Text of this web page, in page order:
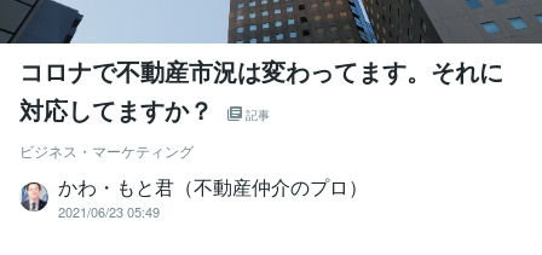
コロナで不動産市況は変わってます。それに
対応してますか？
記事
ビジネス・マーケティング
かわ・もと君（不動産仲介のプロ）
2021/06/23 05:49